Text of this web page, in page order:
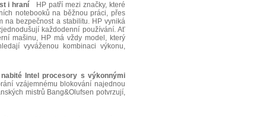
i hraní HP patří mezi značky, které
notebooků na běžnou práci, přes
na bezpečnost a stabilitu. HP vyniká
každodenní používání. Ať
mašinu, HP má vždy model, který
vyváženou kombinaci výkonu,
nabité Intel procesory s výkonnými
vzájemnému blokování najednou
mistrů Bang&Olufsen potvrzují,